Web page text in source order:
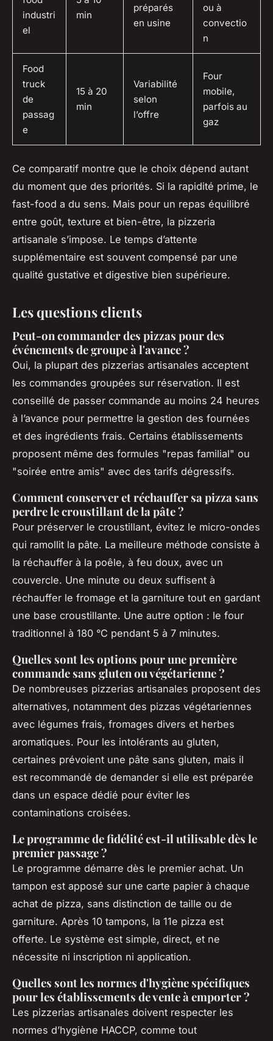
industri
el
min
préparés
en usine
ou à
convectio
n
Food
truck
de
passag
e
15 à 20
min
Variabilité
selon
l’offre
Four
mobile,
parfois au
gaz
Ce comparatif montre que le choix dépend autant
du moment que des priorités. Si la rapidité prime, le
fast-food a du sens. Mais pour un repas équilibré
entre goût, texture et bien-être, la pizzeria
artisanale s’impose. Le temps d’attente
supplémentaire est souvent compensé par une
qualité gustative et digestive bien supérieure.
Les questions clients
Peut-on commander des pizzas pour des
événements de groupe à l'avance ?
Oui, la plupart des pizzerias artisanales acceptent
les commandes groupées sur réservation. Il est
conseillé de passer commande au moins 24 heures
à l’avance pour permettre la gestion des fournées
et des ingrédients frais. Certains établissements
proposent même des formules "repas familial" ou
"soirée entre amis" avec des tarifs dégressifs.
Comment conserver et réchauffer sa pizza sans
perdre le croustillant de la pâte ?
Pour préserver le croustillant, évitez le micro-ondes
qui ramollit la pâte. La meilleure méthode consiste à
la réchauffer à la poêle, à feu doux, avec un
couvercle. Une minute ou deux suffisent à
réchauffer le fromage et la garniture tout en gardant
une base croustillante. Une autre option : le four
traditionnel à 180 °C pendant 5 à 7 minutes.
Quelles sont les options pour une première
commande sans gluten ou végétarienne ?
De nombreuses pizzerias artisanales proposent des
alternatives, notamment des pizzas végétariennes
avec légumes frais, fromages divers et herbes
aromatiques. Pour les intolérants au gluten,
certaines prévoient une pâte sans gluten, mais il
est recommandé de demander si elle est préparée
dans un espace dédié pour éviter les
contaminations croisées.
Le programme de fidélité est-il utilisable dès le
premier passage ?
Le programme démarre dès le premier achat. Un
tampon est apposé sur une carte papier à chaque
achat de pizza, sans distinction de taille ou de
garniture. Après 10 tampons, la 11e pizza est
offerte. Le système est simple, direct, et ne
nécessite ni inscription ni application.
Quelles sont les normes d'hygiène spécifiques
pour les établissements de vente à emporter ?
Les pizzerias artisanales doivent respecter les
normes d’hygiène HACCP, comme tout